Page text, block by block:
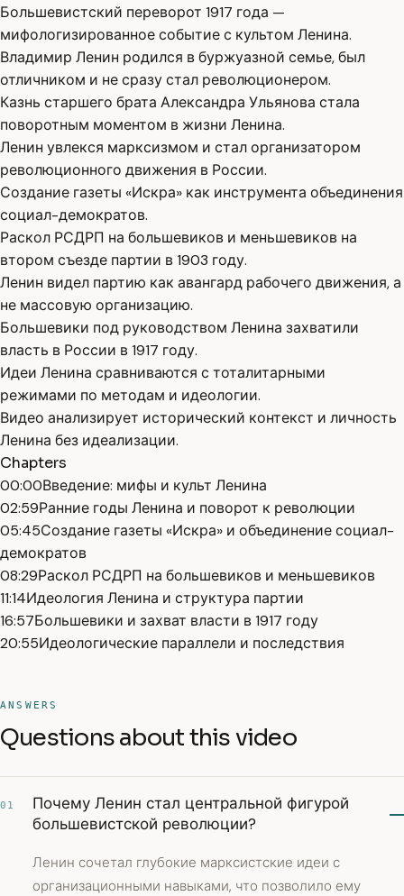
Большевистский переворот 1917 года —
мифологизированное событие с культом Ленина.
Владимир Ленин родился в буржуазной семье, был
отличником и не сразу стал революционером.
Казнь старшего брата Александра Ульянова стала
поворотным моментом в жизни Ленина.
Ленин увлекся марксизмом и стал организатором
революционного движения в России.
Создание газеты «Искра» как инструмента объединения
социал-демократов.
Раскол РСДРП на большевиков и меньшевиков на
втором съезде партии в 1903 году.
Ленин видел партию как авангард рабочего движения, а
не массовую организацию.
Большевики под руководством Ленина захватили
власть в России в 1917 году.
Идеи Ленина сравниваются с тоталитарными
режимами по методам и идеологии.
Видео анализирует исторический контекст и личность
Ленина без идеализации.
Chapters
00:00Введение: мифы и культ Ленина
02:59Ранние годы Ленина и поворот к революции
05:45Создание газеты «Искра» и объединение социал-
демократов
08:29Раскол РСДРП на большевиков и меньшевиков
11:14Идеология Ленина и структура партии
16:57Большевики и захват власти в 1917 году
20:55Идеологические параллели и последствия
ANSWERS
Questions about this video
01
Почему Ленин стал центральной фигурой
большевистской революции?
Ленин сочетал глубокие марксистские идеи с
организационными навыками, что позволило ему